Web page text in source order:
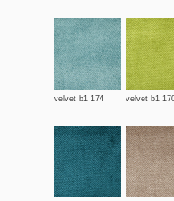
velvet b1 174 velvet b1